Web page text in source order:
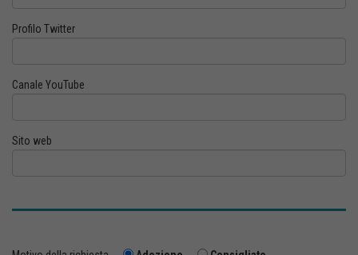
Profilo Twitter
Canale YouTube
Sito web